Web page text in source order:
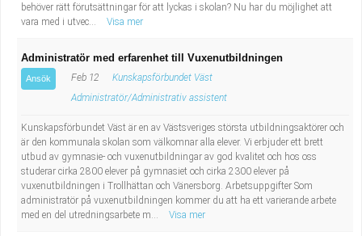
behöver rätt förutsättningar för att lyckas i skolan? Nu har du möjlighet att
vara med i utvec...
Visa mer
Administratör med erfarenhet till Vuxenutbildningen
Ansök Feb 12
Kunskapsförbundet Väst
Administratör/Administrativ assistent
Kunskapsförbundet Väst är en av Västsveriges största utbildningsaktörer och
är den kommunala skolan som välkomnar alla elever. Vi erbjuder ett brett
utbud av gymnasie- och vuxenutbildningar av god kvalitet och hos oss
studerar cirka 2800 elever på gymnasiet och cirka 2300 elever på
vuxenutbildningen i Trollhättan och Vänersborg. Arbetsuppgifter Som
administratör på vuxenutbildningen kommer du att ha ett varierande arbete
med en del utredningsarbete m...
Visa mer